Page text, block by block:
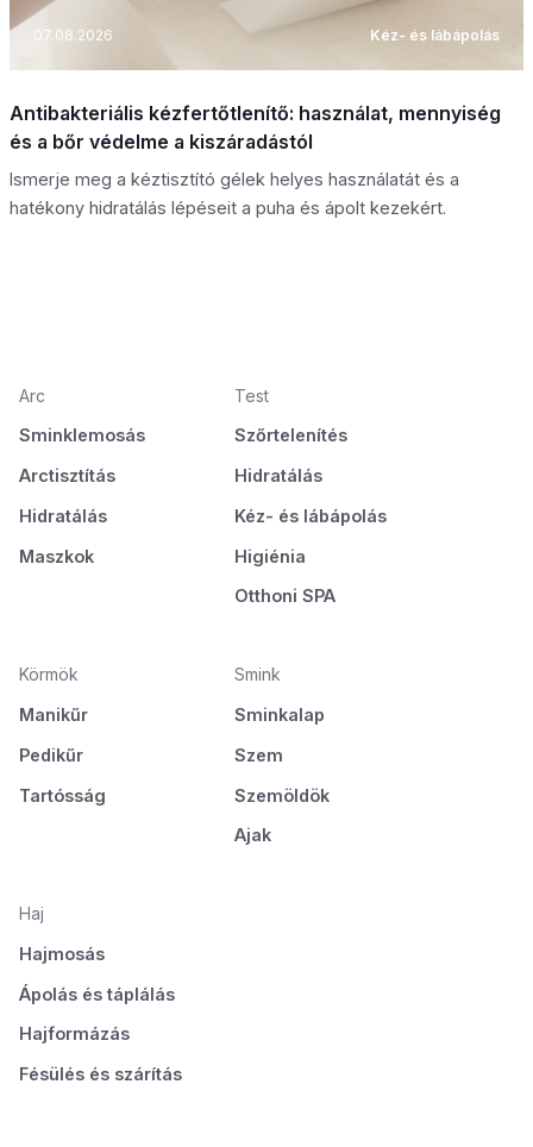
07.08.2026 Kéz- és lábápolás
Antibakteriális kézfertőtlenítő: használat, mennyiség
és a bőr védelme a kiszáradástól
Ismerje meg a kéztisztító gélek helyes használatát és a
hatékony hidratálás lépéseit a puha és ápolt kezekért.
Arc
Sminklemosás
Arctisztítás
Hidratálás
Maszkok
Test
Szőrtelenítés
Hidratálás
Kéz- és lábápolás
Higiénia
Otthoni SPA
Körmök
Manikűr
Pedikűr
Tartósság
Smink
Sminkalap
Szem
Szemöldök
Ajak
Haj
Hajmosás
Ápolás és táplálás
Hajformázás
Fésülés és szárítás